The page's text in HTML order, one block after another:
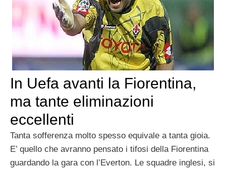
In Uefa avanti la Fiorentina,
ma tante eliminazioni
eccellenti
Tanta sofferenza molto spesso equivale a tanta gioia.
E’ quello che avranno pensato i tifosi della Fiorentina
guardando la gara con l’Everton. Le squadre inglesi, si